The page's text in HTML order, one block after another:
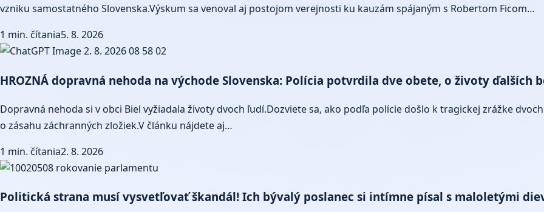
vzniku samostatného Slovenska.Výskum sa venoval aj postojom verejnosti ku kauzám spájaným s Robertom Ficom…
1 min. čítania5. 8. 2026
HROZNÁ dopravná nehoda na východe Slovenska: Polícia potvrdila dve obete, o životy ďalších
Dopravná nehoda si v obci Biel vyžiadala životy dvoch ľudí.Dozviete sa, ako podľa polície došlo k tragickej zrážke
o zásahu záchranných zložiek.V článku nájdete aj…
1 min. čítania2. 8. 2026
Politická strana musí vysvetľovať škandál! Ich bývalý poslanec si intímne písal s maloletými